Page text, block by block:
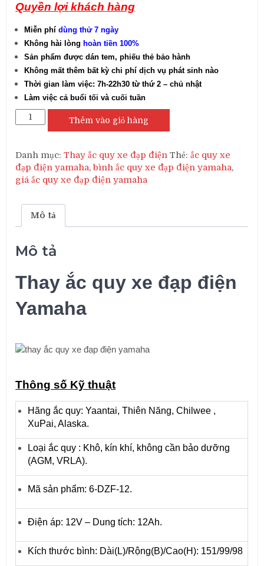
Quyền lợi khách hàng
Miễn phídùng thử 7 ngày
Không hài lòng hoàn tiền 100%
Sản phẩm được dán tem, phiếu thẻ bảo hành
Không mất thêm bất kỳ chi phí dịch vụ phát sinh nào
Thời gian làm việc: 7h-22h30 từ thứ 2 – chủ nhật
Làm việc cả buổi tối và cuối tuần
Thay
ắc
xe
đạp
điện
lượng
Thêm vào giỏ hàng
Danh mục:Thay ắc quy xe đạp điện Thẻ:ắc quy xe
đạp điện yamaha,bình ắc quy xe đạp điện yamaha,
giá ắc quy xe đạp điện yamaha
Mô tả
Mô tả
Thay ắc quy xe đạp điện
Yamaha
Thông số Kỹ thuật
Hãng ắc quy: Yaantai, Thiên Năng, Chilwee ,
XuPai, Alaska.
Loại ắc quy : Khô, kín khí, không cần bảo dưỡng
(AGM, VRLA).
Mã sản phẩm: 6-DZF-12.
Điện áp: 12V – Dung tích: 12Ah.
Kích thước bình: Dài(L)/Rộng(B)/Cao(H): 151/99/98